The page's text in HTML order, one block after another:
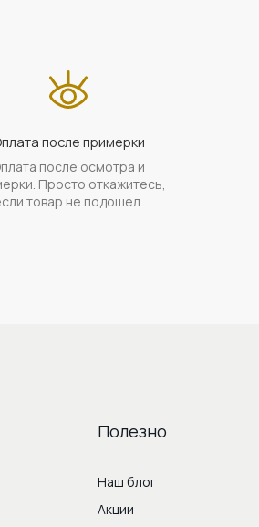
после примерки
после осмотра и
Просто откажитесь,
товар не подошел.
Полезно
Наш блог
Акции